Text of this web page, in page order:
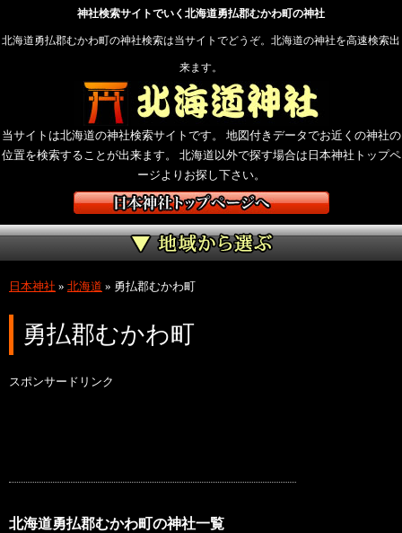
神社検索サイトでいく北海道勇払郡むかわ町の神社
北海道勇払郡むかわ町の神社検索は当サイトでどうぞ。北海道の神社を高速検索出
来ます。
当サイトは北海道の神社検索サイトです。 地図付きデータでお近くの神社の
位置を検索することが出来ます。 北海道以外で探す場合は日本神社トップペ
ージよりお探し下さい。
日本神社 » 北海道 » 勇払郡むかわ町
勇払郡むかわ町
スポンサードリンク
北海道勇払郡むかわ町の神社一覧